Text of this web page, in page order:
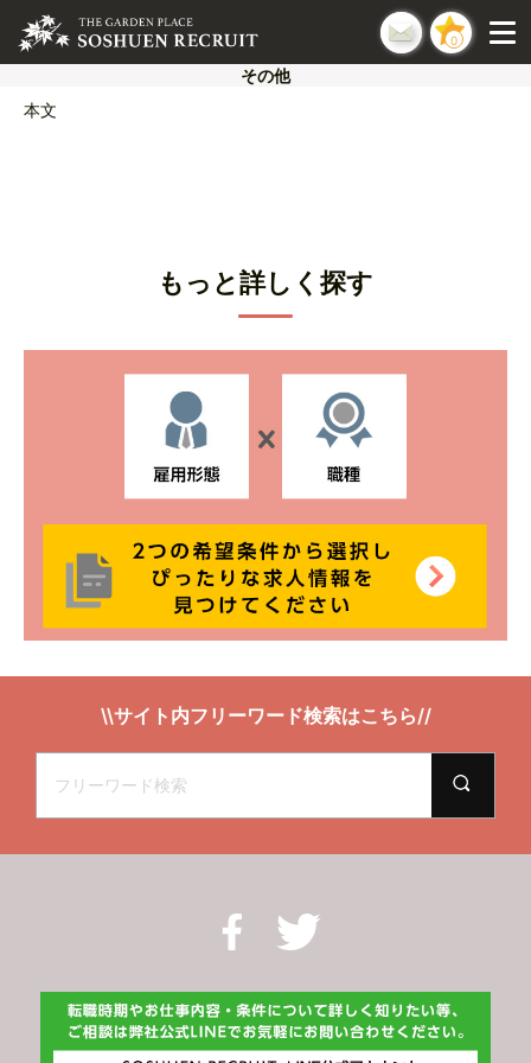
0
その他
本文
もっと詳しく探す
\\サイト内フリーワード検索はこちら//